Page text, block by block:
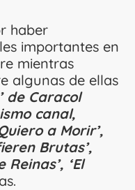
haber
importantes en
mientras
algunas de ellas
de Caracol
canal,
a Morir’,
Brutas’,
Reinas’, ‘El